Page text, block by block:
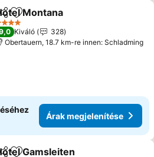
Hozzáadás a kedvencekhez
Montana
Kategória
Kiváló
328
Obertauern, 18.7 km-re innen: Schladming
Árak megjelenítése
Gamsleiten